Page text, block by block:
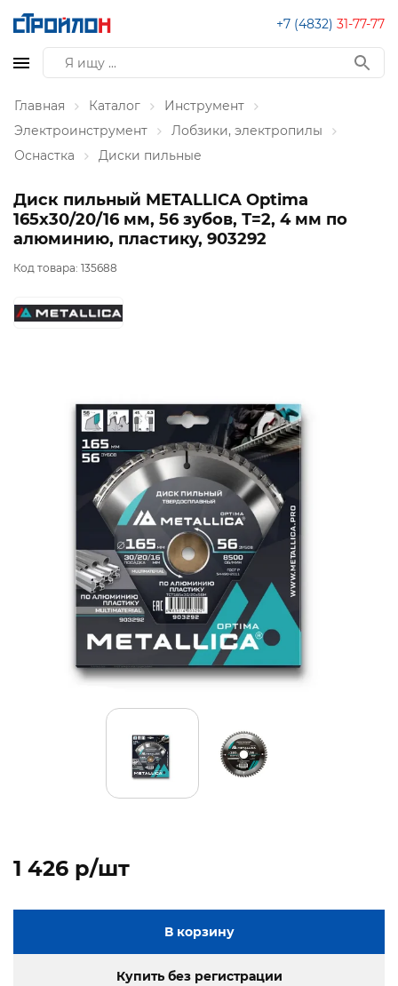
+7 (4832) 31-77-77
Главная Каталог
Инструмент
Электроинструмент
Лобзики, электропилы
Оснастка
Диски пильные
Диск пильный METALLICA Optima
165x30/20/16 мм, 56 зубов, Т=2, 4 мм по
алюминию, пластику, 903292
Код товара: 135688
1 426 p/шт
В корзину
Купить без регистрации